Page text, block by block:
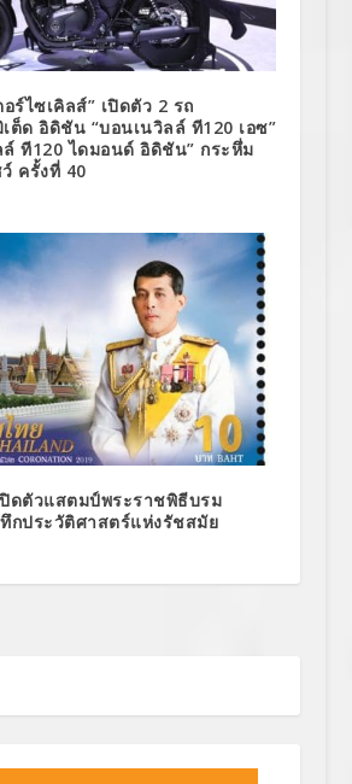
ร์ไซเคิลส์” เปิดตัว 2 รถ
ต็ด อิดิชัน “บอนเนวิลล์ ที120 เอซ”
ล์ ที120 ไดมอนด์ อิดิชัน” กระหึ่ม
ครั้งที่ 40
ดตัวแสตมป์พระราชพิธีบรม
กประวัติศาสตร์แห่งรัชสมัย